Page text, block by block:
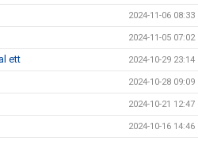
2024-11-06 08:33
2024-11-05 07:02
ett 2024-10-29 23:14
2024-10-28 09:09
2024-10-21 12:47
2024-10-16 14:46